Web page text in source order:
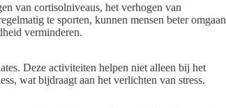
van cortisolniveaus, het verhogen van
te sporten, kunnen mensen beter omgaan
verminderen.
Deze activiteiten helpen niet alleen bij het
wat bijdraagt aan het verlichten van stress.